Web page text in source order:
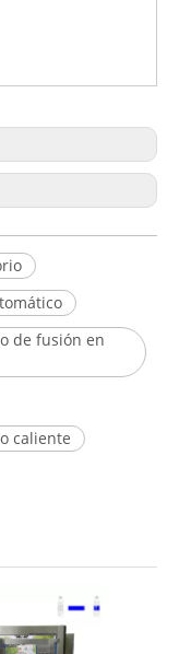
de fusión en
caliente